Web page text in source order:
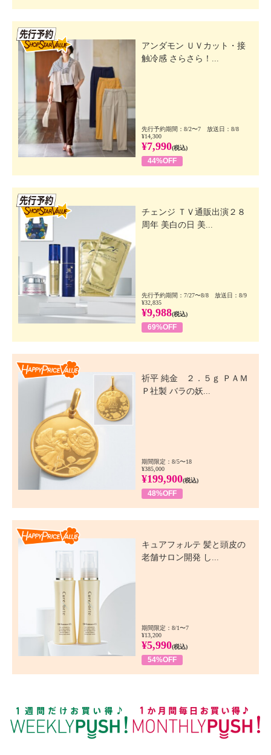
アンダモン ＵＶカット・接
触冷感 さらさら！...
先行予約期間：8/2〜7 放送日：8/8
¥14,300
¥7,990(税込)
44%OFF
チェンジ ＴＶ通販出演２８
周年 美白の日 美...
先行予約期間：7/27〜8/8 放送日：8/9
¥32,835
¥9,988(税込)
69%OFF
祈平 純金 ２．５ｇ ＰＡＭ
Ｐ社製 バラの妖...
期間限定：8/5〜18
¥385,000
¥199,900(税込)
48%OFF
キュアフォルテ 髪と頭皮の
老舗サロン開発 し...
期間限定：8/1〜7
¥13,200
¥5,990(税込)
54%OFF